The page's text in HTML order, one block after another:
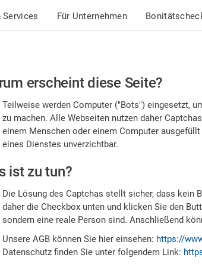
Services Für Unternehmen
erscheint diese Seite?
Teilweise werden Computer ("Bots") eingesetzt,
zu machen. Alle Webseiten nutzen daher
einem Menschen oder einem Computer
eines Dienstes unverzichtbar.
ist zu tun?
Die Lösung des Captchas stellt sicher, dass
daher die Checkbox unten und klicken Sie den
sondern eine reale Person sind. Anschließend
Unsere AGB können Sie hier einsehen: https://
Datenschutz finden Sie unter folgendem Link: